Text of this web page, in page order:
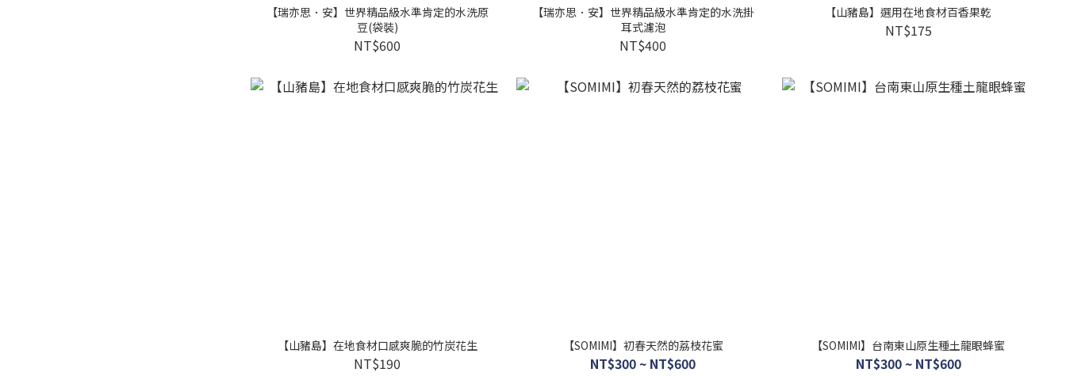
【瑞亦思．安】世界精品級水準肯定的水洗原
豆(袋裝)
NT$600
【瑞亦思．安】世界精品級水準肯定的水洗掛
耳式濾泡
NT$400
【山豬島】選用在地食材百香果乾
NT$175
【山豬島】在地食材口感爽脆的竹炭花生
NT$190
【SOMIMI】初春天然的荔枝花蜜
NT$300 ~ NT$600
【SOMIMI】台南東山原生種土龍眼蜂蜜
NT$300 ~ NT$600